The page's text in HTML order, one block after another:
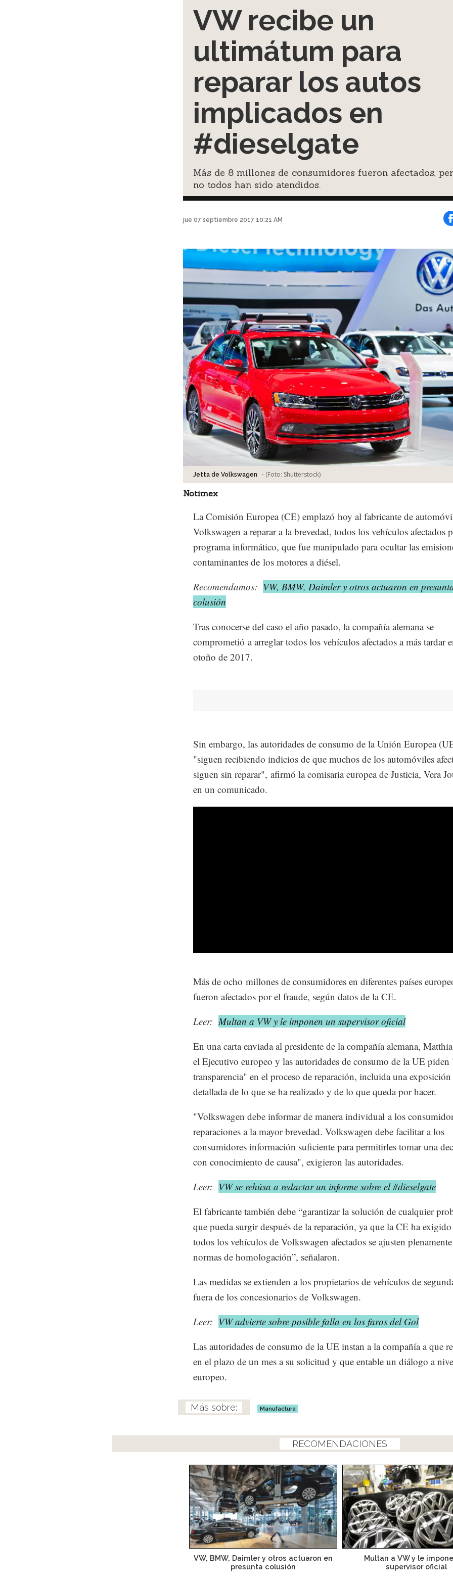
VW recibe un
ultimátum para
reparar los autos
implicados en
#dieselgate
Más de 8 millones de consumidores fueron afectados,
no todos han sido atendidos.
jue 07 septiembre 2017 10:21 AM
Jetta de Volkswagen - (Foto: Shutterstock)
Notimex
La Comisión Europea (CE) emplazó hoy al fabricante de
Volkswagen a reparar a la brevedad, todos los vehículos afectados
programa informático, que fue manipulado para ocultar las
contaminantes de los motores a diésel.
Recomendamos: VW, BMW, Daimler y otros actuaron en
colusión
Tras conocerse del caso el año pasado, la compañía alemana se
comprometió a arreglar todos los vehículos afectados a más tardar
otoño de 2017.
Sin embargo, las autoridades de consumo de la Unión Europea
"siguen recibiendo indicios de que muchos de los automóviles
siguen sin reparar", afirmó la comisaria europea de Justicia, Vera
en un comunicado.
Más de ocho millones de consumidores en diferentes países
fueron afectados por el fraude, según datos de la CE.
Leer: Multan a VW y le imponen un supervisor oficial
En una carta enviada al presidente de la compañía alemana,
el Ejecutivo europeo y las autoridades de consumo de la UE piden
transparencia" en el proceso de reparación, incluida una exposición
detallada de lo que se ha realizado y de lo que queda por hacer.
"Volkswagen debe informar de manera individual a los
reparaciones a la mayor brevedad. Volkswagen debe facilitar a los
consumidores información suficiente para permitirles tomar una
con conocimiento de causa", exigieron las autoridades.
Leer: VW se rehúsa a redactar un informe sobre el #dieselgate
El fabricante también debe “garantizar la solución de cualquier
que pueda surgir después de la reparación, ya que la CE ha
todos los vehículos de Volkswagen afectados se ajusten
normas de homologación”, señalaron.
Las medidas se extienden a los propietarios de vehículos de
fuera de los concesionarios de Volkswagen.
Leer: VW advierte sobre posible falla en los faros del Gol
Las autoridades de consumo de la UE instan a la compañía a que
en el plazo de un mes a su solicitud y que entable un diálogo a
europeo.
Manufactura
RECOMENDACIONES
VW, BMW, Daimler y otros actuaron en
presunta colusión
Multan a VW y le
supervisor oficial